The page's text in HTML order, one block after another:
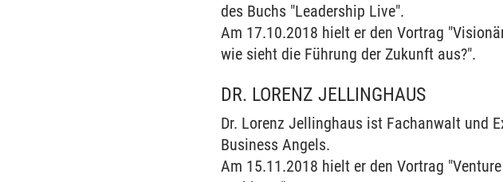
des Buchs "Leadership Live".
Am 17.10.2018 hielt er den Vortrag
wie sieht die Führung der Zukunft aus?".
DR. LORENZ JELLINGHAUS
Dr. Lorenz Jellinghaus ist Fachanwalt und
Business Angels.
Am 15.11.2018 hielt er den Vortrag